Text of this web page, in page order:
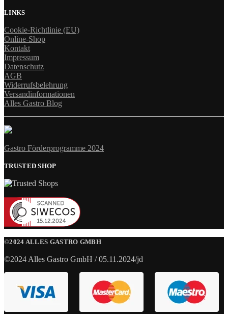
LINKS
Cookie-Richtlinie (EU)
Online-Shop
Kontakt
Impressum
Datenschutz
AGB
Widerrufsbelehrung
Versandinformationen
Alles Gastro Blog
Gastro Förderprogramme 2024
TRUSTED SHOP
©2024 ALLES GASTRO GMBH
©2024 Alles Gastro GmbH / 05.11.2024/jd